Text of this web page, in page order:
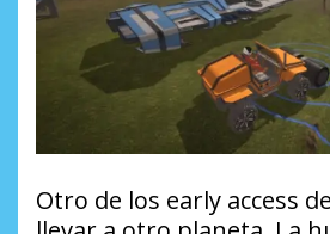
Otro de los early access